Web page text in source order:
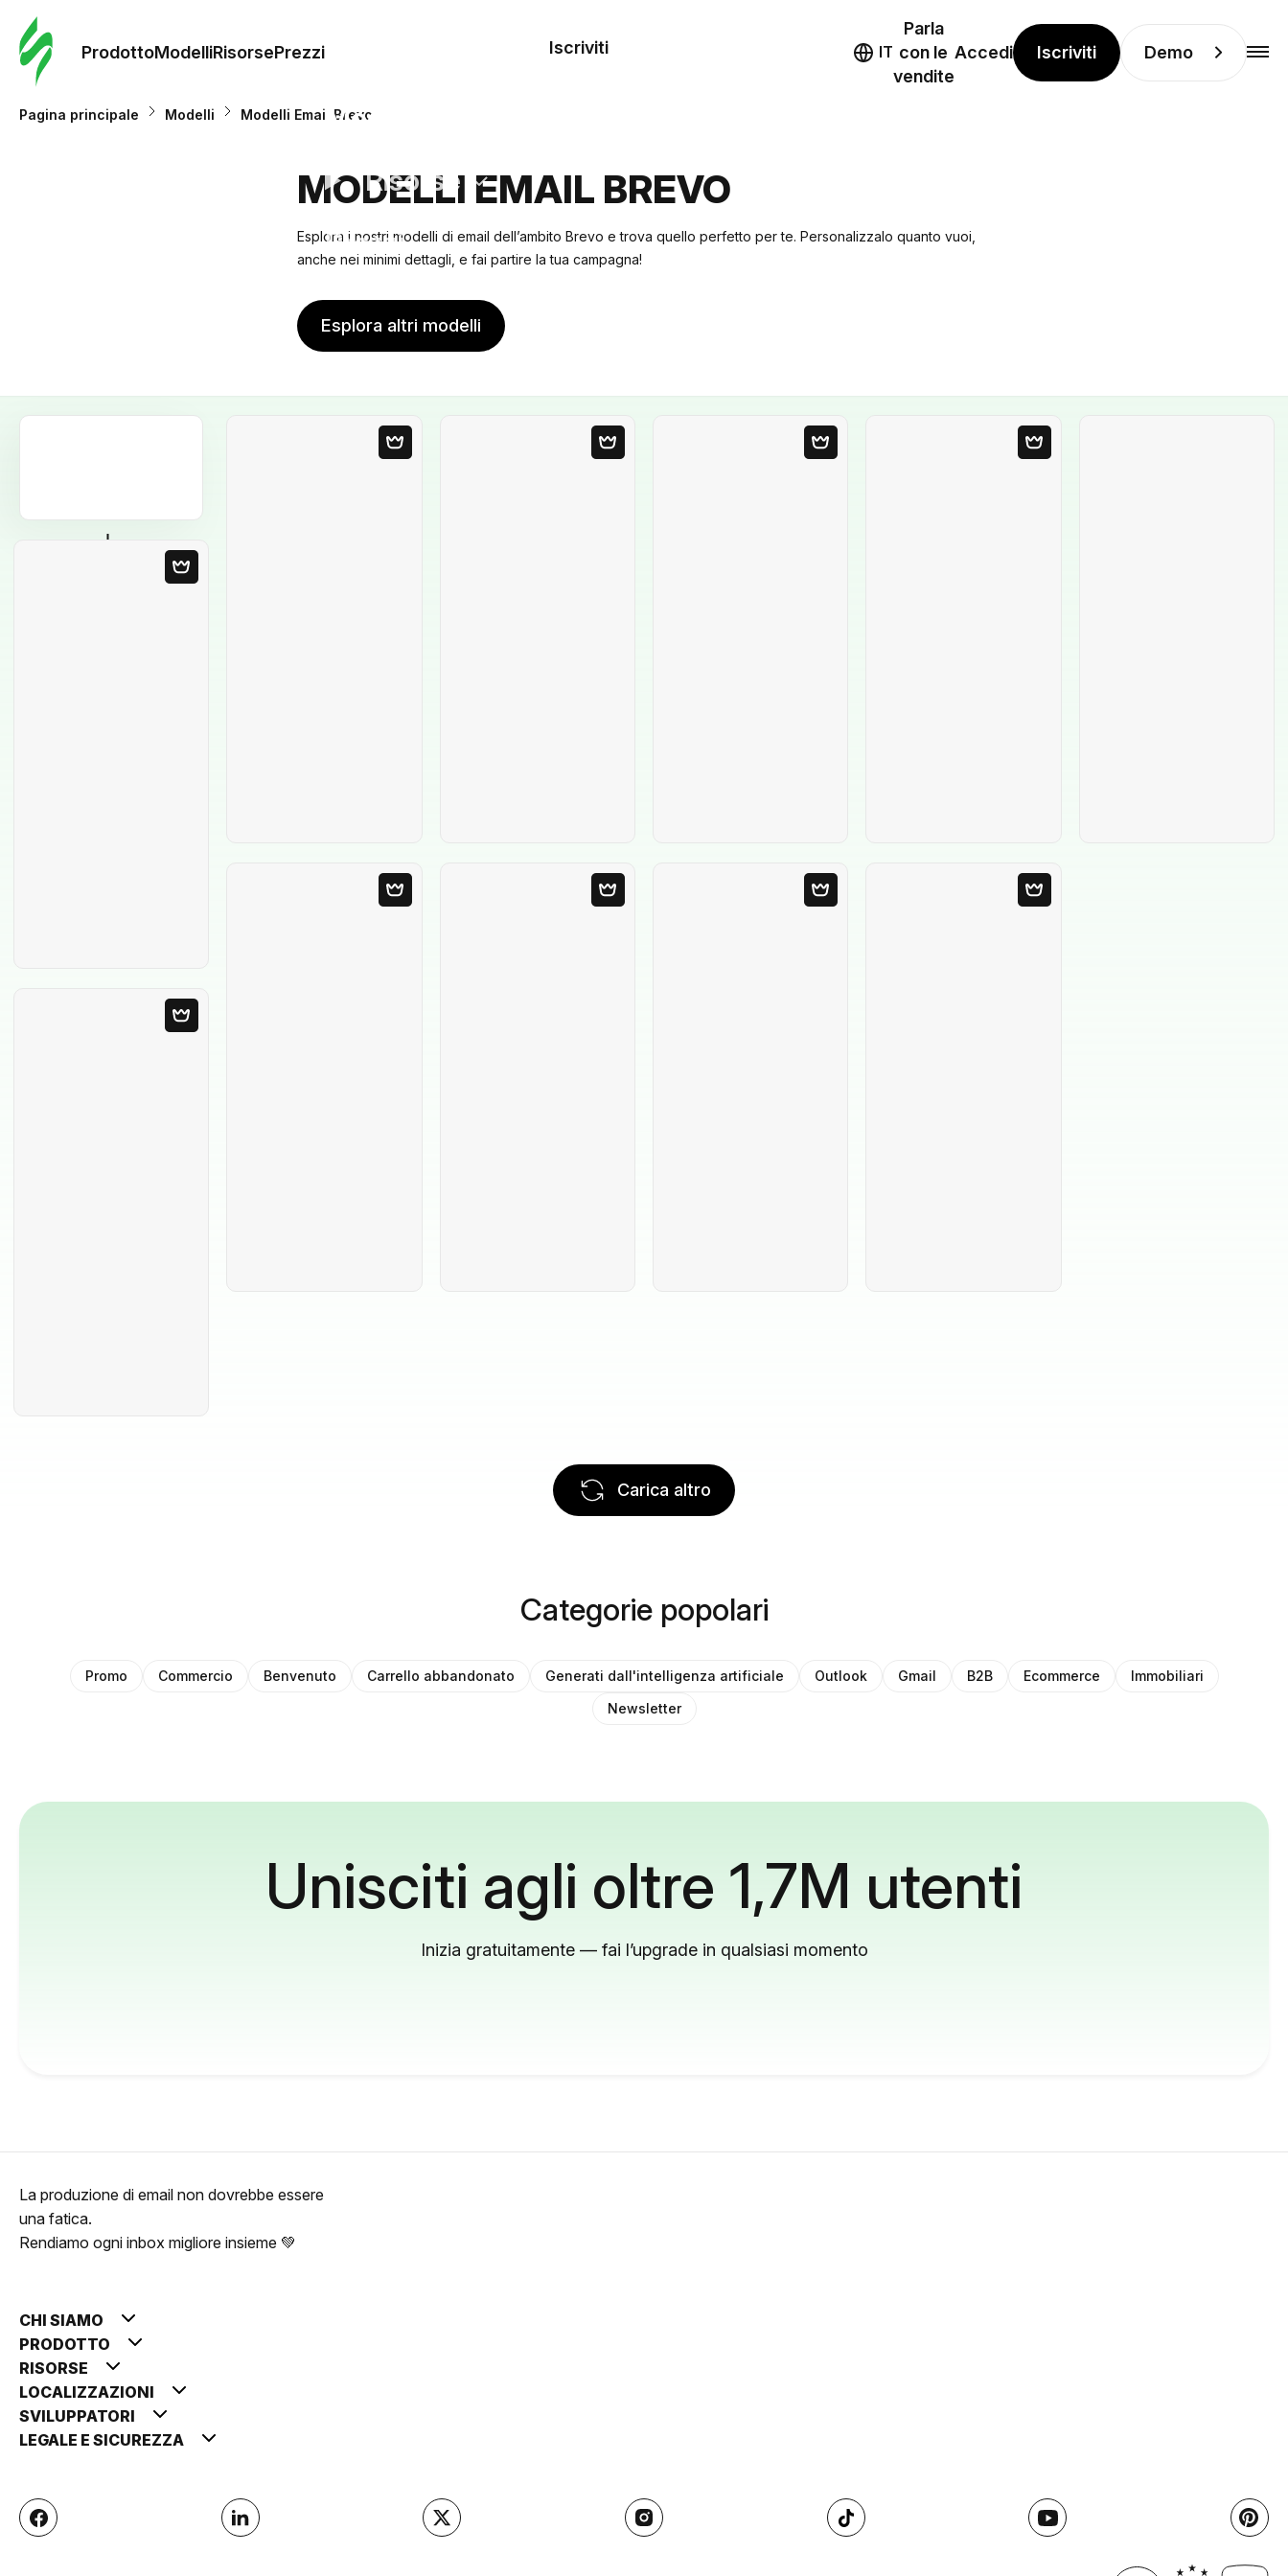
ProdottoModelliRisorsePrezzi
Modelli
Risorse
Prezzi
Iscriviti IT
Parla
con le
vendite
Accedi Iscriviti Demo
Pagina principale Modelli Modelli Email Brevo
MODELLI EMAIL BREVO
Esplora i nostri modelli di email dell’ambito Brevo e trova quello perfetto per te. Personalizzalo quanto vuoi,
anche nei minimi dettagli, e fai partire la tua campagna!
Esplora altri modelli
Carica altro
Categorie popolari
Promo Commercio Benvenuto Carrello abbandonato Generati dall'intelligenza artificiale Outlook Gmail B2B Ecommerce
Immobiliari
Newsletter
Unisciti agli oltre 1,7M utenti
Inizia gratuitamente — fai l’upgrade in qualsiasi momento
La produzione di email non dovrebbe essere
una fatica.
Rendiamo ogni inbox migliore insieme 💚
CHI SIAMO
PRODOTTO
RISORSE
LOCALIZZAZIONI
SVILUPPATORI
LEGALE E SICUREZZA